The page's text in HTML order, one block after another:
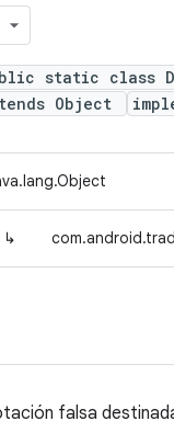
static class
Object
↳
falsa